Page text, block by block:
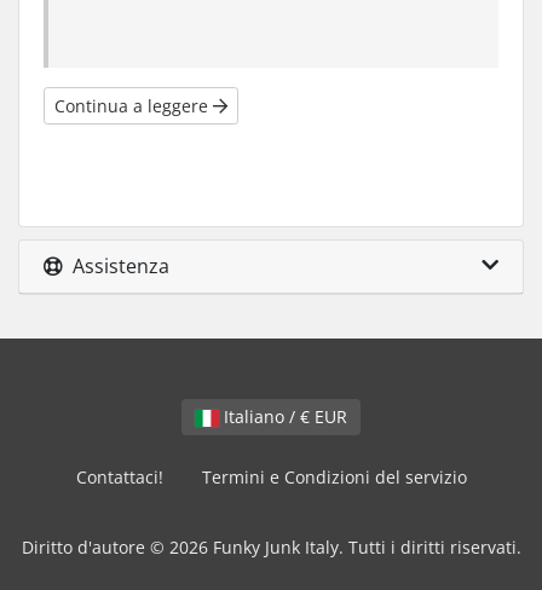
Continua a leggere
Assistenza
Italiano / € EUR
Contattaci! Termini e Condizioni del servizio
Diritto d'autore © 2026 Funky Junk Italy. Tutti i diritti riservati.